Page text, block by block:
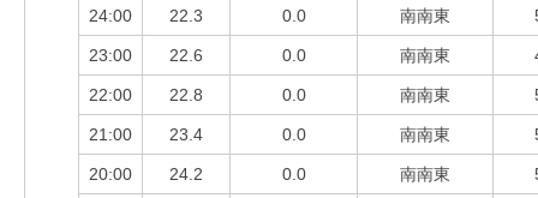
24:00 22.3 0.0 南南東
23:00 22.6 0.0 南南東
22:00 22.8 0.0 南南東
21:00 23.4 0.0 南南東
20:00 24.2 0.0 南南東